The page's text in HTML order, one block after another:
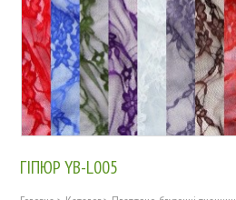
ГІПЮР YB-L005